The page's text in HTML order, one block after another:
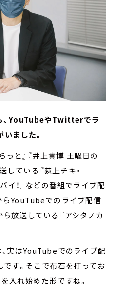
、YouTubeやTwitterでラ
ました。
っと』『井上貴博 土曜日の
している『荻上チキ・
イ！』などの番組でライブ配
らYouTubeでのライブ配信
放送している『アシタノカ
、実はYouTubeでのライブ配
す。そこで布石を打ってお
入れ始めた形ですね。